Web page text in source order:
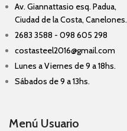
Av. Giannattasio esq. Padua,
Ciudad de la Costa, Canelones.
2683 3588 - 098 605 298
costasteel2016@gmail.com
Lunes a Viernes de 9 a 18hs.
Sábados de 9 a 13hs.
Menú Usuario